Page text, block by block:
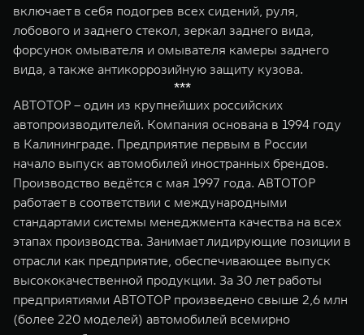
включает в себя подогрев всех сидений, руля,
лобового и заднего стекол, зеркал заднего вида,
форсунок омывателя и омывателя камеры заднего
вида, а также антикоррозийную защиту кузова.
***
АВТОТОР – один из крупнейших российских
автопроизводителей. Компания основана в 1994 году
в Калининграде. Предприятие первым в России
начало выпуск автомобилей иностранных брендов.
Производство ведётся с мая 1997 года. АВТОТОР
работает в соответствии с международными
стандартами системы менеджмента качества на всех
этапах производства. Занимает лидирующие позиции в
отрасли как предприятие, обеспечивающее выпуск
высококачественной продукции. За 30 лет работы
предприятиями АВТОТОР произведено свыше 2,6 млн
(более 220 моделей) автомобилей всемирно